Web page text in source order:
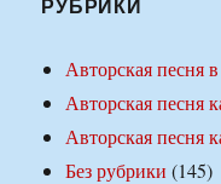
Авторская песня
Авторская песня
Авторская песня
Без рубрики (145)